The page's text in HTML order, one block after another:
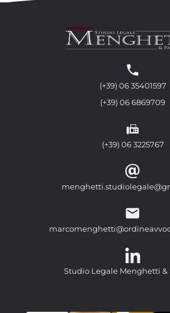
(+39) 06 35401597
(+39) 06 6869709
(+39) 06 3225767
Studio Legale Menghetti &